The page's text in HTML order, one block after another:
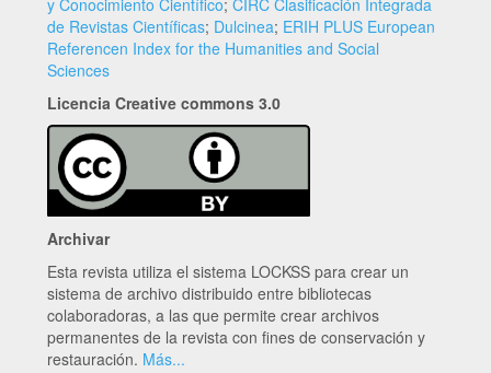
y Conocimiento Científico; CIRC Clasificación Integrada
de Revistas Científicas; Dulcinea; ERIH PLUS European
Referencen Index for the Humanities and Social
Sciences
Licencia Creative commons 3.0
Archivar
Esta revista utiliza el sistema LOCKSS para crear un
sistema de archivo distribuido entre bibliotecas
colaboradoras, a las que permite crear archivos
permanentes de la revista con fines de conservación y
restauración. Más...